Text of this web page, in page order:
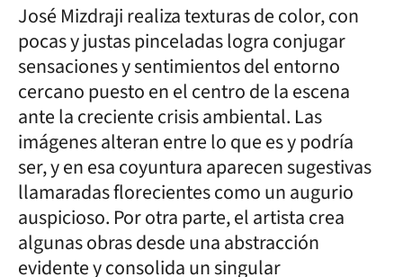
José Mizdraji realiza texturas de color, con
pocas y justas pinceladas logra conjugar
sensaciones y sentimientos del entorno
cercano puesto en el centro de la escena
ante la creciente crisis ambiental. Las
imágenes alteran entre lo que es y podría
ser, y en esa coyuntura aparecen sugestivas
llamaradas florecientes como un augurio
auspicioso. Por otra parte, el artista crea
algunas obras desde una abstracción
evidente y consolida un singular